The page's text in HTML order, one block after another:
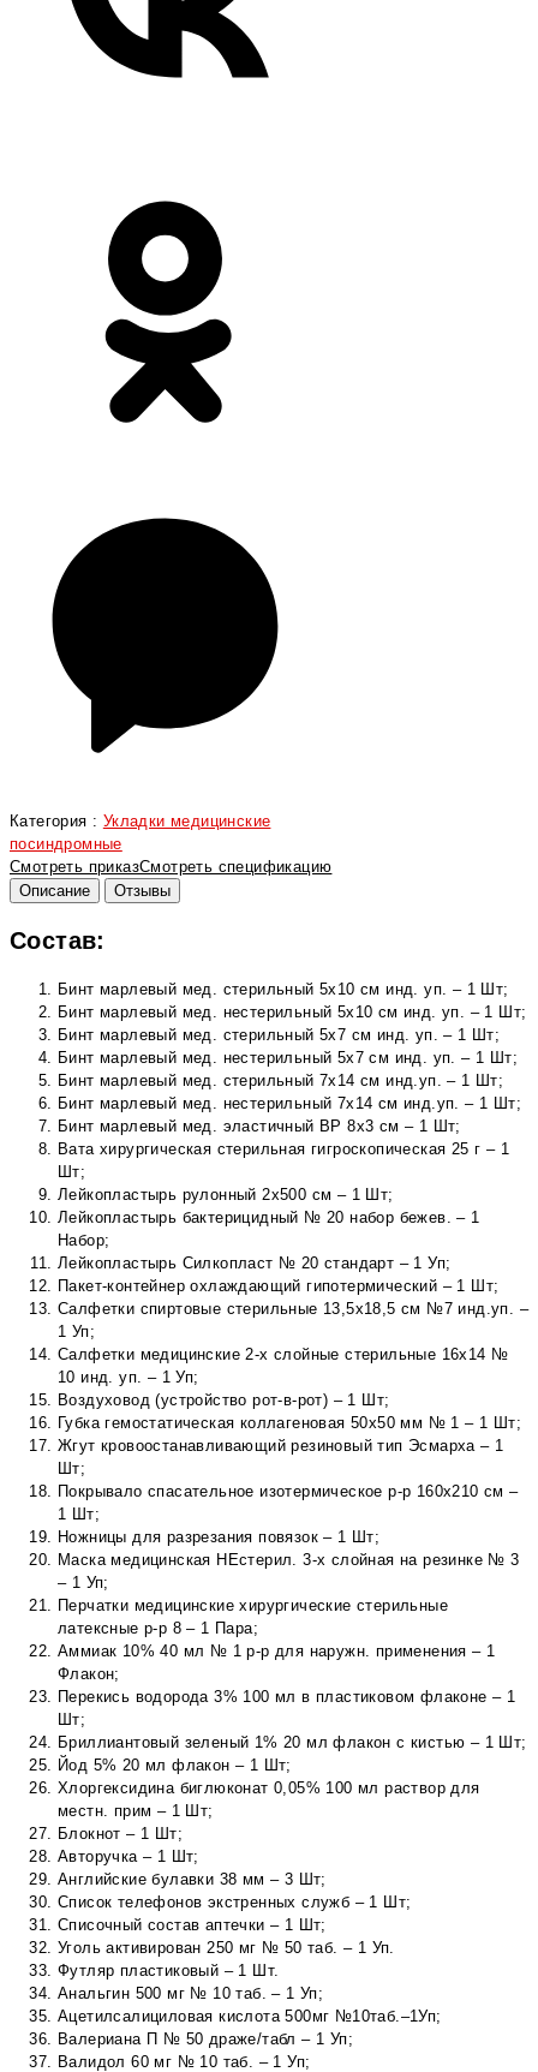
Категория : Укладки медицинские
посиндромные
Смотреть приказСмотреть спецификацию
Описание
Отзывы
Состав:
Бинт марлевый мед. стерильный 5х10 см инд. уп. – 1 Шт;
Бинт марлевый мед. нестерильный 5х10 см инд. уп. – 1 Шт;
Бинт марлевый мед. стерильный 5х7 см инд. уп. – 1 Шт;
Бинт марлевый мед. нестерильный 5х7 см инд. уп. – 1 Шт;
Бинт марлевый мед. стерильный 7х14 см инд.уп. – 1 Шт;
Бинт марлевый мед. нестерильный 7х14 см инд.уп. – 1 Шт;
Бинт марлевый мед. эластичный ВР 8х3 см – 1 Шт;
Вата хирургическая стерильная гигроскопическая 25 г – 1
Шт;
Лейкопластырь рулонный 2х500 см – 1 Шт;
Лейкопластырь бактерицидный № 20 набор бежев. – 1
Набор;
Лейкопластырь Силкопласт № 20 стандарт – 1 Уп;
Пакет-контейнер охлаждающий гипотермический – 1 Шт;
Салфетки спиртовые стерильные 13,5х18,5 см №7 инд.уп. –
1 Уп;
Салфетки медицинские 2-х слойные стерильные 16х14 №
10 инд. уп. – 1 Уп;
Воздуховод (устройство рот-в-рот) – 1 Шт;
Губка гемостатическая коллагеновая 50х50 мм № 1 – 1 Шт;
Жгут кровоостанавливающий резиновый тип Эсмарха – 1
Шт;
Покрывало спасательное изотермическое р-р 160х210 см –
1 Шт;
Ножницы для разрезания повязок – 1 Шт;
Маска медицинская НЕстерил. 3-х слойная на резинке № 3
– 1 Уп;
Перчатки медицинские хирургические стерильные
латексные р-р 8 – 1 Пара;
Аммиак 10% 40 мл № 1 р-р для наружн. применения – 1
Флакон;
Перекись водорода 3% 100 мл в пластиковом флаконе – 1
Шт;
Бриллиантовый зеленый 1% 20 мл флакон с кистью – 1 Шт;
Йод 5% 20 мл флакон – 1 Шт;
Хлоргексидина биглюконат 0,05% 100 мл раствор для
местн. прим – 1 Шт;
Блокнот – 1 Шт;
Авторучка – 1 Шт;
Английские булавки 38 мм – 3 Шт;
Список телефонов экстренных служб – 1 Шт;
Списочный состав аптечки – 1 Шт;
Уголь активирован 250 мг № 50 таб. – 1 Уп.
Футляр пластиковый – 1 Шт.
Анальгин 500 мг № 10 таб. – 1 Уп;
Ацетилсалициловая кислота 500мг №10таб.–1Уп;
Валериана П № 50 драже/табл – 1 Уп;
Валидол 60 мг № 10 таб. – 1 Уп;